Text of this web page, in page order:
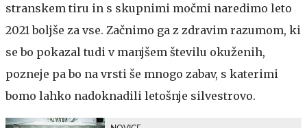
stranskem tiru in s skupnimi močmi naredimo leto
2021 boljše za vse. Začnimo ga z zdravim razumom, ki
se bo pokazal tudi v manjšem številu okuženih,
pozneje pa bo na vrsti še mnogo zabav, s katerimi
bomo lahko nadoknadili letošnje silvestrovo.